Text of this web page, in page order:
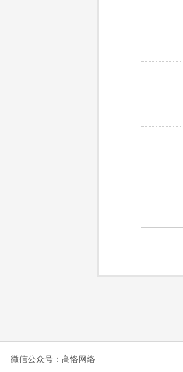
微信公众号：高恪网络